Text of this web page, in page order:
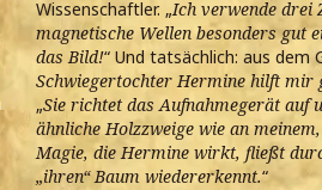
Wissenschaftler. „Ich verwende drei
magnetische Wellen besonders gut
das Bild!“ Und tatsächlich: aus dem
Schwiegertochter Hermine hilft mir
„Sie richtet das Aufnahmegerät auf
ähnliche Holzzweige wie an
Magie, die Hermine wirkt, fließt
„ihren“ Baum wiedererkennt.“